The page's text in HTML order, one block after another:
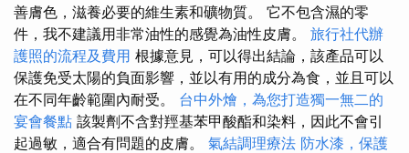
善膚色，滋養必要的維生素和礦物質。 它不包含濕的零
件，我不建議用非常油性的感覺為油性皮膚。 旅行社代辦
護照的流程及費用 根據意見，可以得出結論，該產品可以
保護免受太陽的負面影響，並以有用的成分為食，並且可以
在不同年齡範圍內耐受。 台中外燴，為您打造獨一無二的
宴會餐點 該製劑不含對羥基苯甲酸酯和染料，因此不會引
起過敏，適合有問題的皮膚。 氣結調理療法 防水漆，保護